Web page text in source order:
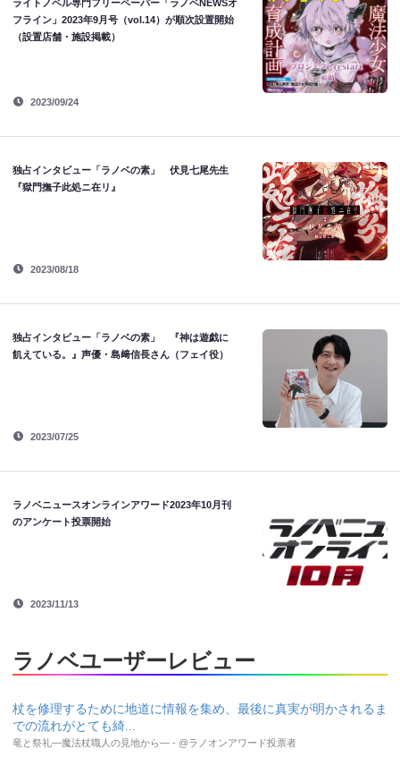
ライトノベル専門フリーペーパー「ラノベNEWSオ
フライン」2023年9月号（vol.14）が順次設置開始
（設置店舗・施設掲載）
2023/09/24
独占インタビュー「ラノベの素」 伏見七尾先生
『獄門撫子此処ニ在リ』
2023/08/18
独占インタビュー「ラノベの素」 『神は遊戯に
飢えている。』声優・島﨑信長さん（フェイ役）
2023/07/25
ラノベニュースオンラインアワード2023年10月刊
のアンケート投票開始
2023/11/13
ラノベユーザーレビュー
杖を修理するために地道に情報を集め、最後に真実が明かされるま
での流れがとても綺...
竜と祭礼―魔法杖職人の見地から― - @ラノオンアワード投票者